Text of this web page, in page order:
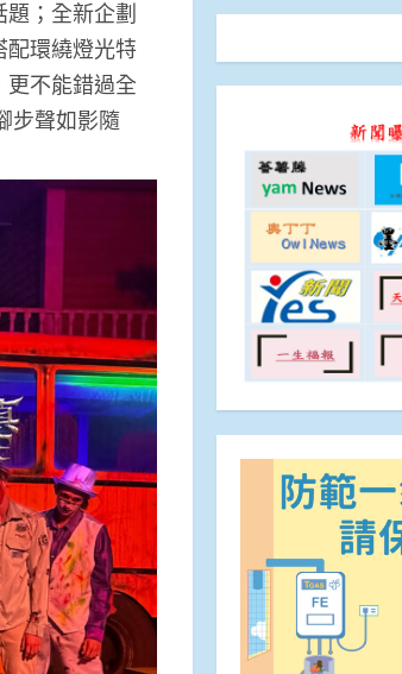
題；全新企劃
配環繞燈光特
不能錯過全
步聲如影隨